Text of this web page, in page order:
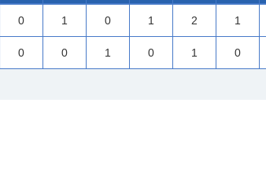
0 1 0 1 2 1
0 0 1 0 1 0